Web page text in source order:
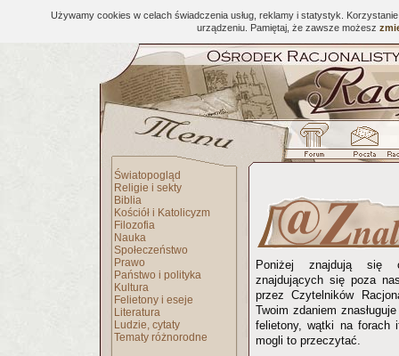
Używamy cookies w celach świadczenia usług, reklamy i statystyk.
urządzeniu. Pamiętaj, że zawsze możesz
Światopogląd
Religie i sekty
Biblia
Kościół i Katolicyzm
Filozofia
Nauka
Społeczeństwo
Prawo
Państwo i polityka
Kultura
Felietony i eseje
Literatura
Ludzie, cytaty
Tematy różnorodne
Poniżej znajdują się
znajdujących się poza
przez Czytelników
Twoim zdaniem
felietony, wątki na forach
mogli to przeczytać.